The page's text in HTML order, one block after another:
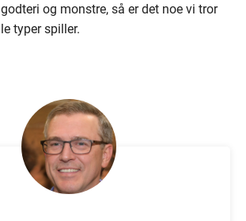
og monstre, så er det noe vi tror
typer spiller.